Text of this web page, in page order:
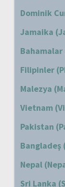
Dominik
Jamaika
Bahamalar
Filipinler
Malezya
Vietnam
Pakistan
Bangladeş
Nepal
Sri Lanka